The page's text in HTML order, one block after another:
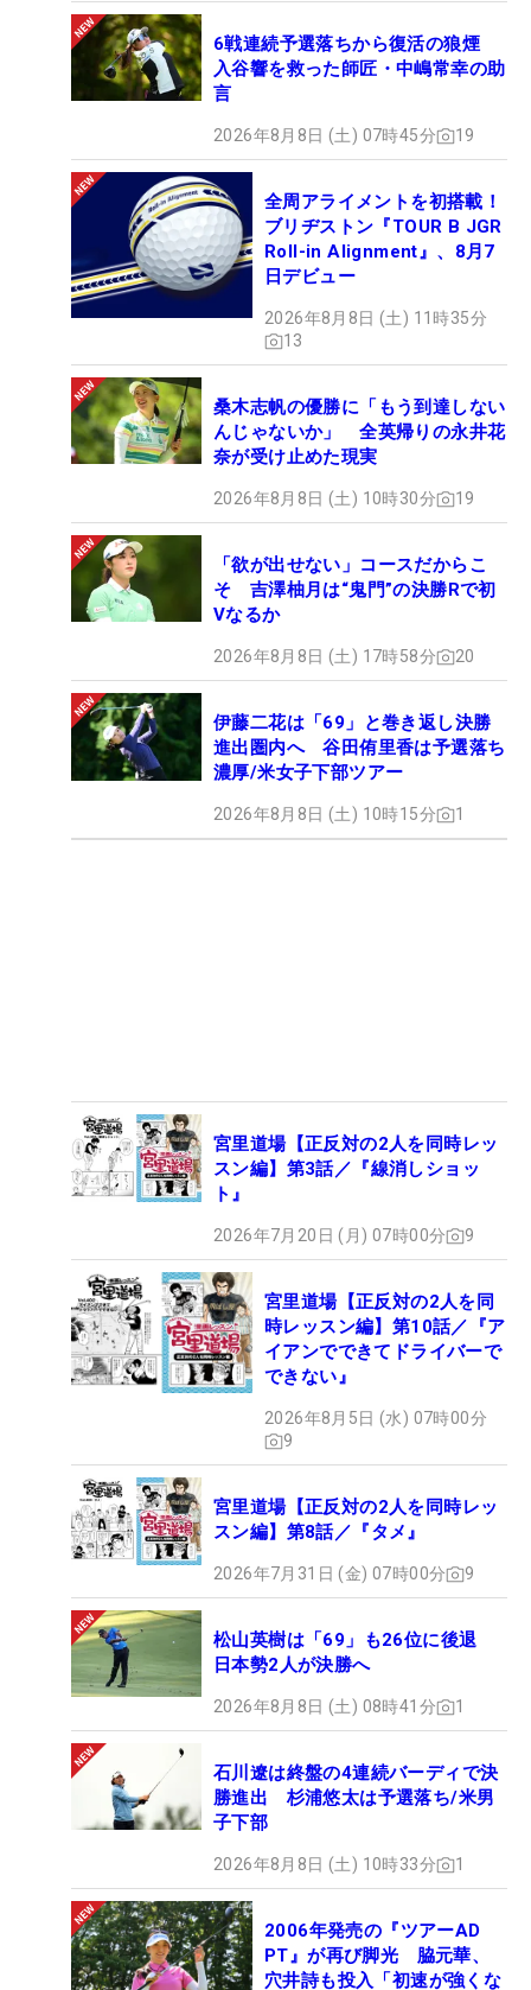
6戦連続予選落ちから復活の狼煙
入谷響を救った師匠・中嶋常幸の助
言
2026年8月8日 (土) 07時45分 19
全周アライメントを初搭載！
ブリヂストン『TOUR B JGR
Roll-in Alignment』、8月7
日デビュー
2026年8月8日 (土) 11時35分
13
桑木志帆の優勝に「もう到達しない
んじゃないか」 全英帰りの永井花
奈が受け止めた現実
2026年8月8日 (土) 10時30分 19
「欲が出せない」コースだからこ
そ 吉澤柚月は“鬼門”の決勝Rで初
Vなるか
2026年8月8日 (土) 17時58分 20
伊藤二花は「69」と巻き返し決勝
進出圏内へ 谷田侑里香は予選落ち
濃厚/米女子下部ツアー
2026年8月8日 (土) 10時15分 1
宮里道場【正反対の2人を同時レッ
スン編】第3話／『線消しショッ
ト』
2026年7月20日 (月) 07時00分 9
宮里道場【正反対の2人を同
時レッスン編】第10話／『ア
イアンでできてドライバーで
できない』
2026年8月5日 (水) 07時00分
9
宮里道場【正反対の2人を同時レッ
スン編】第8話／『タメ』
2026年7月31日 (金) 07時00分 9
松山英樹は「69」も26位に後退
日本勢2人が決勝へ
2026年8月8日 (土) 08時41分 1
石川遼は終盤の4連続バーディで決
勝進出 杉浦悠太は予選落ち/米男
子下部
2026年8月8日 (土) 10時33分 1
2006年発売の『ツアーAD
PT』が再び脚光 脇元華、
穴井詩も投入「初速が強くな